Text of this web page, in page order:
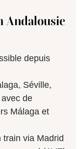
Andalousie
depuis
Séville,
de
Málaga et
train via Madrid